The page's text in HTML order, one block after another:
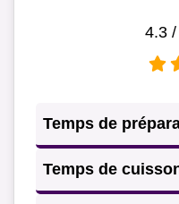
4.3/
Temps de
Temps de